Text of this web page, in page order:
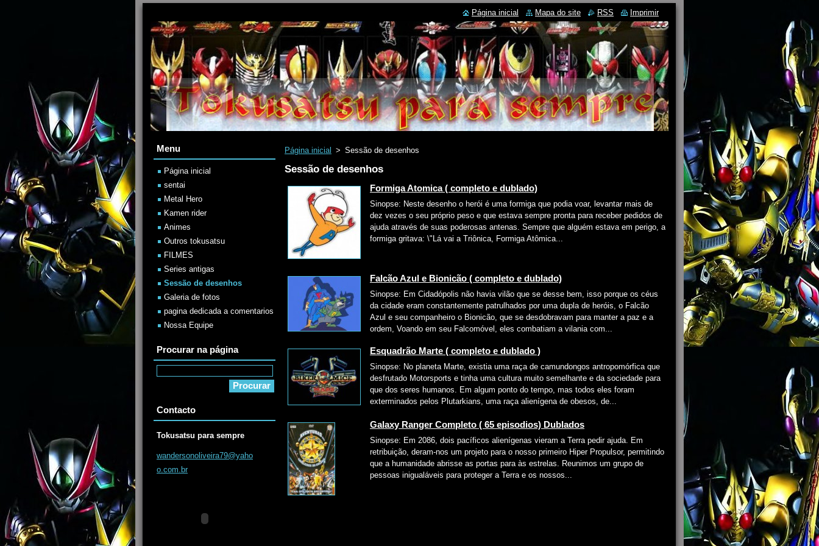
Página inicial > Sessão de desenhos
Sessão de desenhos
Formiga Atomica ( completo e dublado)
Sinopse: Neste desenho o herói é uma formiga que podia voar, levantar mais de
dez vezes o seu próprio peso e que estava sempre pronta para receber pedidos de
ajuda através de suas poderosas antenas. Sempre que alguém estava em perigo, a
formiga gritava: \"Lá vai a Triônica, Formiga Atômica...
Falcão Azul e Bionicão ( completo e dublado)
Sinopse: Em Cidadópolis não havia vilão que se desse bem, isso porque os céus
da cidade eram constantemente patrulhados por uma dupla de heróis, o Falcão
Azul e seu companheiro o Bionicão, que se desdobravam para manter a paz e a
ordem, Voando em seu Falcomóvel, eles combatiam a vilania com...
Esquadrão Marte ( completo e dublado )
Sinopse: No planeta Marte, existia uma raça de camundongos antropomórfica que
desfrutado Motorsports e tinha uma cultura muito semelhante e da sociedade para
que dos seres humanos. Em algum ponto do tempo, mas todos eles foram
exterminados pelos Plutarkians, uma raça alienígena de obesos, de...
Galaxy Ranger Completo ( 65 episodios) Dublados
Sinopse: Em 2086, dois pacíficos alienígenas vieram a Terra pedir ajuda. Em
retribuição, deram-nos um projeto para o nosso primeiro Hiper Propulsor, permitindo
que a humanidade abrisse as portas para às estrelas. Reunimos um grupo de
pessoas inigualáveis para proteger a Terra e os nossos...
Menu
Página inicial
sentai
Metal Hero
Kamen rider
Animes
Outros tokusatsu
FILMES
Series antigas
Sessão de desenhos
Galeria de fotos
pagina dedicada a comentarios
Nossa Equipe
Procurar na página
Contacto
Tokusatsu para sempre
wandersonoliveira79@yaho
o.com.br
Página inicial Mapa do site RSS Imprimir